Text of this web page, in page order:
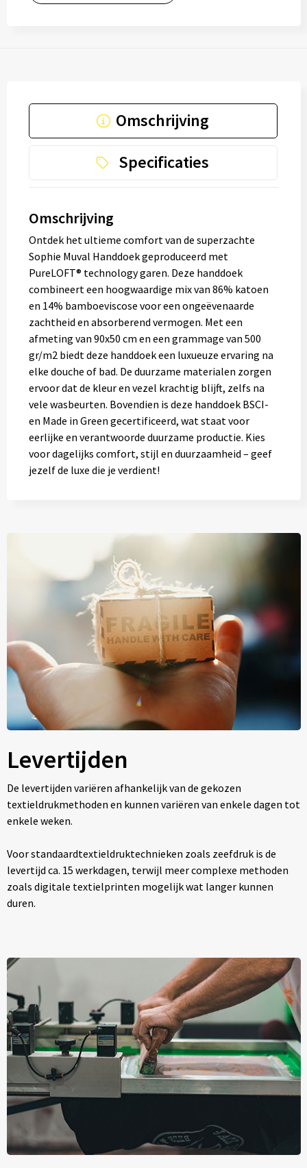
Omschrijving
Specificaties
Omschrijving
Ontdek het ultieme comfort van de superzachte
Sophie Muval Handdoek geproduceerd met
PureLOFT® technology garen. Deze handdoek
combineert een hoogwaardige mix van 86% katoen
en 14% bamboeviscose voor een ongeëvenaarde
zachtheid en absorberend vermogen. Met een
afmeting van 90x50 cm en een grammage van 500
gr/m2 biedt deze handdoek een luxueuze ervaring na
elke douche of bad. De duurzame materialen zorgen
ervoor dat de kleur en vezel krachtig blijft, zelfs na
vele wasbeurten. Bovendien is deze handdoek BSCI-
en Made in Green gecertificeerd, wat staat voor
eerlijke en verantwoorde duurzame productie. Kies
voor dagelijks comfort, stijl en duurzaamheid – geef
jezelf de luxe die je verdient!
Levertijden
De levertijden variëren afhankelijk van de gekozen
textieldrukmethoden en kunnen variëren van enkele dagen tot
enkele weken.
Voor standaardtextieldruktechnieken zoals zeefdruk is de
levertijd ca. 15 werkdagen, terwijl meer complexe methoden
zoals digitale textielprinten mogelijk wat langer kunnen
duren.